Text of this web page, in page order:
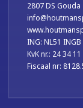
2807 DS Gouda
ING: NL51
KvK nr.: 24 34
Fiscaal nr: